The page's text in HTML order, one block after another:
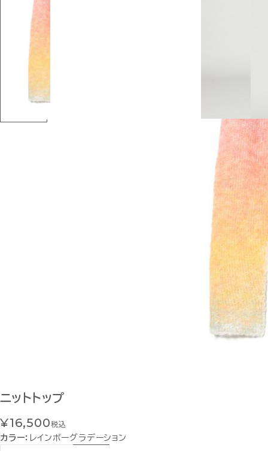
ニットトップ
¥16,500税込
カラー： レインボーグラデーション